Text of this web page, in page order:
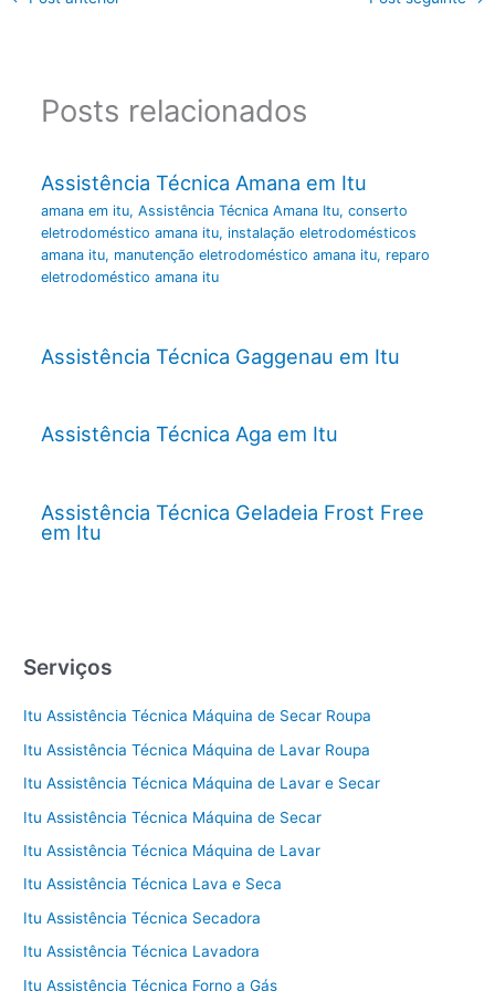
Posts relacionados
Assistência Técnica Amana em Itu
amana em itu, Assistência Técnica Amana Itu, conserto
eletrodoméstico amana itu, instalação eletrodomésticos
amana itu, manutenção eletrodoméstico amana itu, reparo
eletrodoméstico amana itu
Assistência Técnica Gaggenau em Itu
Assistência Técnica Aga em Itu
Assistência Técnica Geladeia Frost Free
em Itu
Serviços
Itu Assistência Técnica Máquina de Secar Roupa
Itu Assistência Técnica Máquina de Lavar Roupa
Itu Assistência Técnica Máquina de Lavar e Secar
Itu Assistência Técnica Máquina de Secar
Itu Assistência Técnica Máquina de Lavar
Itu Assistência Técnica Lava e Seca
Itu Assistência Técnica Secadora
Itu Assistência Técnica Lavadora
Itu Assistência Técnica Forno a Gás